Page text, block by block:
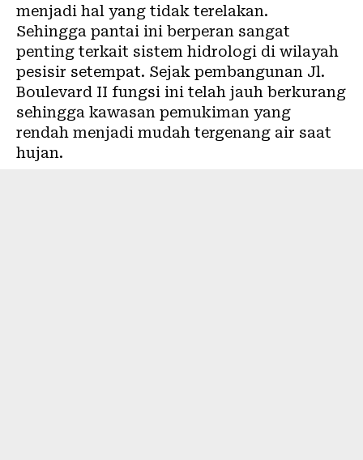
menjadi hal yang tidak terelakan.
Sehingga pantai ini berperan sangat
penting terkait sistem hidrologi di wilayah
pesisir setempat. Sejak pembangunan Jl.
Boulevard II fungsi ini telah jauh berkurang
sehingga kawasan pemukiman yang
rendah menjadi mudah tergenang air saat
hujan.